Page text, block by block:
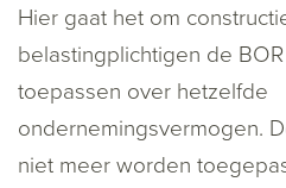
Hier gaat het om
belastingplichtigen de
toepassen over hetzelfde
ondernemingsvermogen.
niet meer worden